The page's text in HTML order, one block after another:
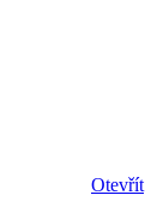
Otevřít